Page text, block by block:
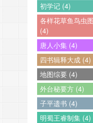
初学记 (4)
各样花草鱼鸟虫
(4)
唐人小集 (4)
四书辑释大成 (4)
地图综要 (4)
外台秘要方 (4)
子平遗书 (4)
明蜀王睿制集 (4)